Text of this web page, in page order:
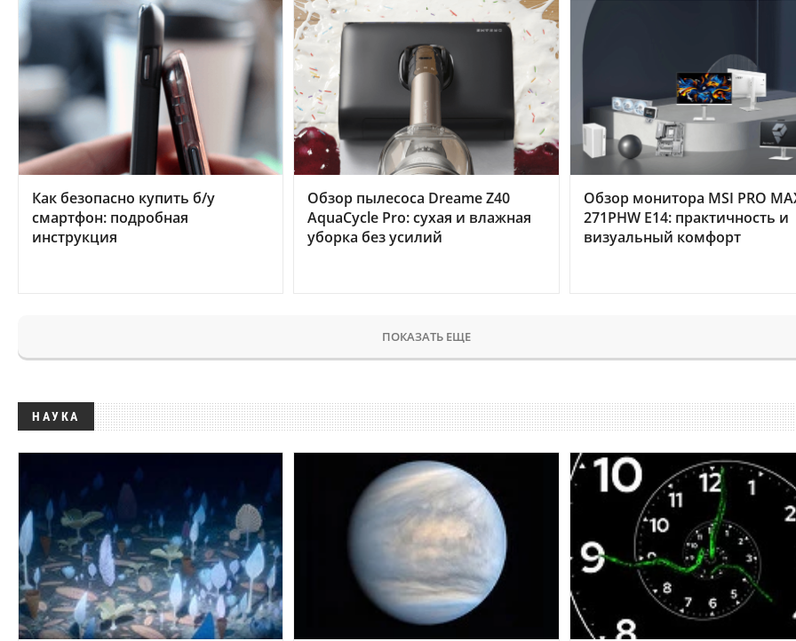
Как безопасно купить б/у
смартфон: подробная
инструкция
Обзор пылесоса Dreame Z40
AquaCycle Pro: сухая и влажная
уборка без усилий
Обзор монитора MSI PRO
271PHW E14: практичность и
визуальный комфорт
ПОКАЗАТЬ ЕЩЕ
НАУКА